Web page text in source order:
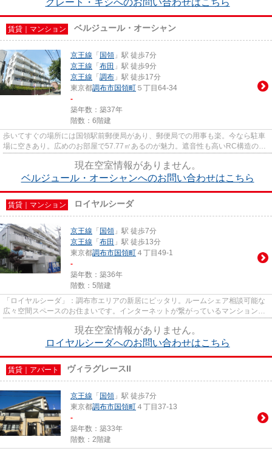
グレート・キシへのお問い合わせはこちら
賃貸｜マンション ベルジュール・オーシャン
京王線 「 国領 」駅 徒歩7分
京王線 「 布田 」駅 徒歩9分
京王線 「 調布 」駅 徒歩17分
東京都調布市国領町 ５丁目64-34
-
築年数：築37年
階数：6階建
歩いてすぐの場所には国領駅前郵便局があり、郵便局での用事も楽。今なら駐車
場に空きあり。広めのお部屋で57.77㎡あるのが魅力。遮音性も高いRC構造の物
現在空室情報がありません。
ベルジュール・オーシャンへのお問い合わせはこちら
賃貸｜マンション ロイヤルシーダ
京王線 「 国領 」駅 徒歩7分
京王線 「 布田 」駅 徒歩13分
東京都調布市国領町 ４丁目49-1
-
築年数：築36年
階数：5階建
「ロイヤルシーダ」：調布市エリアの新居にピッタリ。ルームシェア相談可能な
広々空間スペースのお住まいです。インターネットが繋がっているマンションな
現在空室情報がありません。
ロイヤルシーダへのお問い合わせはこちら
賃貸｜アパート ヴィラグレースII
京王線 「 国領 」駅 徒歩7分
東京都調布市国領町 ４丁目37-13
-
築年数：築33年
階数：2階建